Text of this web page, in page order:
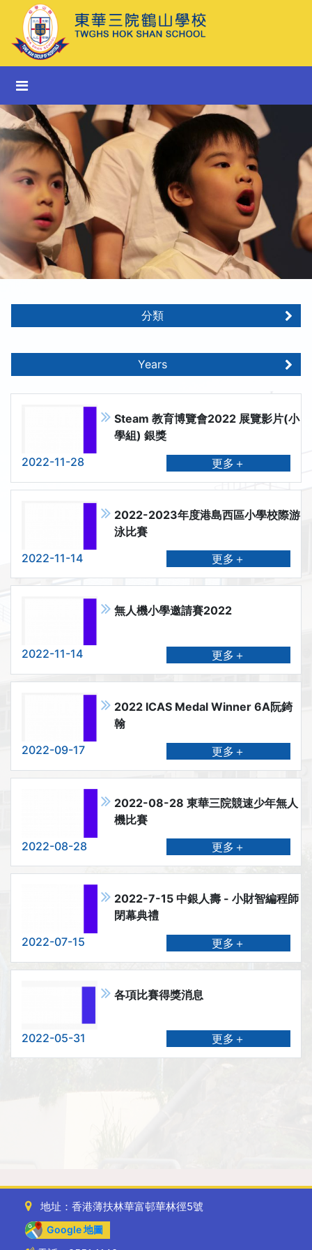
分類
Years
Steam 教育博覽會2022 展覽影片(小
學組) 銀獎
2022-11-28
更多＋
2022-2023年度港島西區小學校際游
泳比賽
2022-11-14
更多＋
無人機小學邀請賽2022
2022-11-14 更多＋
2022 ICAS Medal Winner 6A阮錡
翰
2022-09-17
更多＋
2022-08-28 東華三院競速少年無人
機比賽
2022-08-28
更多＋
2022-7-15 中銀人壽 - 小財智編程師
閉幕典禮
2022-07-15
更多＋
各項比賽得獎消息
2022-05-31 更多＋
地址：香港薄扶林華富邨華林徑5號
Google 地圖